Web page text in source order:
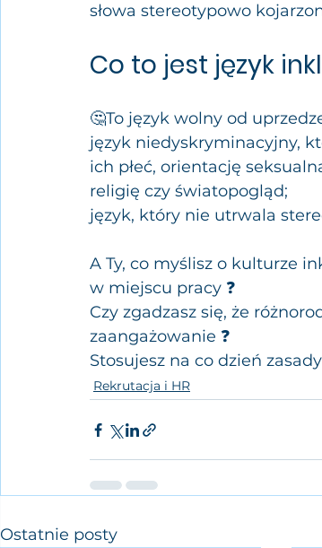
słowa stereotypowo
Co to jest język
🤔To język wolny od
język niedyskryminacyjny,
ich płeć, orientację
religię czy światopogląd;
język, który nie utrwala
A Ty, co myślisz o kulturze
w miejscu pracy ❓
Czy zgadzasz się, że
zaangażowanie ❓
Stosujesz na co dzień
Rekrutacja i HR
Ostatnie posty